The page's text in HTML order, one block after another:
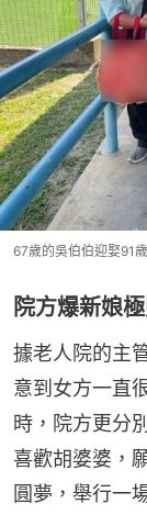
67歲的吳伯伯迎娶91
院方爆新娘
據老人院的主
意到女方一直
時，院方更分
喜歡胡婆婆，
圓夢，舉行一